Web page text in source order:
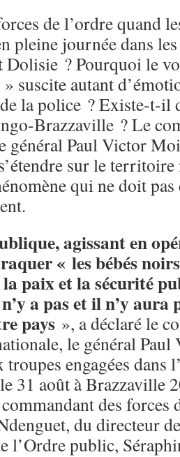
de l’ordre quand
pleine journée dans
Dolisie ? Pourquoi le
» suscite autant
la police ? Existe-t-il
Brazzaville ? Le
général Paul Victor
sur le
qui ne doit
agissant en
« les bébés
paix et la sécurité
a pas et il n’y aura
pays », a déclaré le
le général
troupes engagées
31 août à Brazzaville
des forces
du directeur
l’Ordre public,